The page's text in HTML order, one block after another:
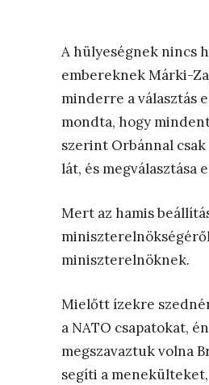
A hülyeségnek nincs
embereknek Márki-
minderre a választás
mondta, hogy
szerint Orbánnal
lát, és megválasztása
Mert az hamis
miniszterelnöknek.
Mielőtt ízekre
a NATO csapatokat,
megszavaztuk volna
segíti a